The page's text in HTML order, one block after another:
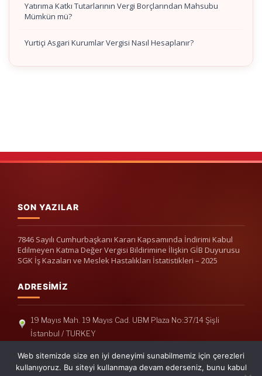
Yatırıma Katkı Tutarlarının Vergi Borçlarından Mahsubu
Mümkün mü?
Yurtiçi Asgari Kurumlar Vergisi Nasıl Hesaplanır?
SON YAZILAR
7846 Sayılı Cumhurbaşkanı Kararı Kapsamında İndirimi Kabul
Edilmeyen Katma Değer Vergisi Bildirimine İlişkin GİB Duyurusu
SGK İş Kazaları ve Meslek Hastalıkları İstatistikleri – 2025
ADRESIMIZ
19 Mayıs Mah. 19 Mayıs Cad. UBM Plaza No:37/14 Şişli
İstanbul / TURKEY
Telefon: +90(212) 240 33 39
Telefon: +90(212) 248 19 36
Web sitemizde size en iyi deneyimi sunabilmemiz için çerezleri
kullanıyoruz. Bu siteyi kullanmaya devam ederseniz, bunu kabul